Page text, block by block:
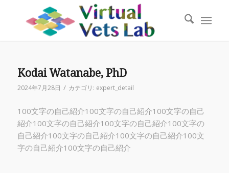
Kodai Watanabe, PhD
2024年7月28日 / カテゴリ: expert_detail
100文字の自己紹介100文字の自己紹介100文字の自己
紹介100文字の自己紹介100文字の自己紹介100文字の
自己紹介100文字の自己紹介100文字の自己紹介100文
字の自己紹介100文字の自己紹介